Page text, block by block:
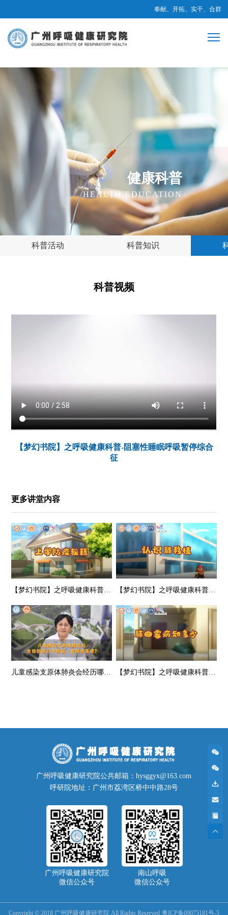
奉献、开拓、实干、合群
健康科普
HEALTH EDUCATION
科普活动 科普知识
科普视频
【梦幻书院】之呼吸健康科普-阻塞性睡眠呼吸暂停综合
征
更多讲堂内容
【梦幻书院】之呼吸健康科普-上学防疫秘籍 【梦幻书院】之呼吸健康科普-认识肺移植
儿童感染支原体肺炎会经历哪些阶段，支原体与流感病毒会叠加感染么？专家答疑→ 【梦幻书院】之呼吸健康科普-肺曲霉病知多少
广州呼吸健康研究院公共邮箱：hysggyx@163.com
呼研院地址：广州市荔湾区桥中中路28号
广州呼吸健康研究院
微信公众号
南山呼吸
微信公众号
Copyright © 2018 广州呼吸健康研究院 All Rights Reserved 粤ICP备09075181号-5